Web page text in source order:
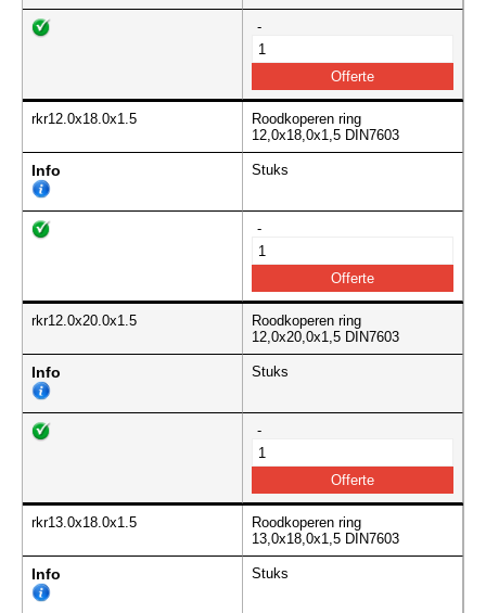
-
rkr12.0x18.0x1.5
Roodkoperen ring
12,0x18,0x1,5 DIN7603
Info Stuks
-
rkr12.0x20.0x1.5
Roodkoperen ring
12,0x20,0x1,5 DIN7603
Info Stuks
-
rkr13.0x18.0x1.5
Roodkoperen ring
13,0x18,0x1,5 DIN7603
Info Stuks